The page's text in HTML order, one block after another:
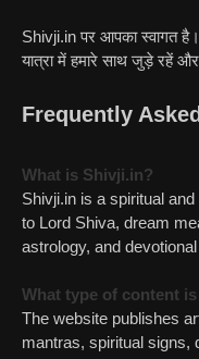
Shivji.in पर आपका स्वागत
यात्रा में हमारे साथ जुड़े रहें
Frequently
What is Shivji.in?
Shivji.in is a spiritual
to Lord Shiva, dream
astrology, and
What type of content
The website publishes
mantras, spiritual signs,